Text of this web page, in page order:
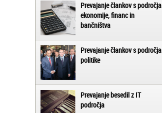
Prevajanje člankov s področja
ekonomije, financ in
bančništva
Prevajanje člankov s področja
politike
Prevajanje besedil z IT
področja